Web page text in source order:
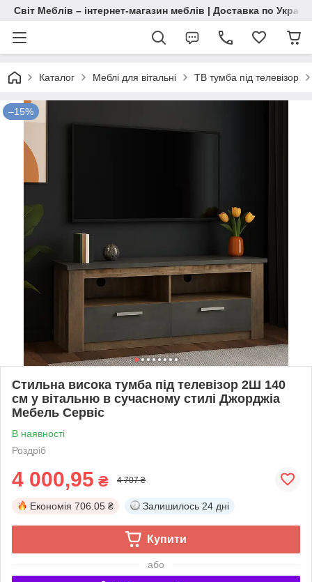
Світ Меблів – інтернет-магазин меблів | Доставка по
Каталог Меблі для вітальні ТВ тумба під телевізор
–15%
Стильна висока тумба під телевізор 2Ш 140
см у вітальню в сучасному стилі Джорджіа
Мебель Сервіс
В наявності
Роздріб
4 000,95 ₴ 4 707 ₴
Економія 706.05 ₴ Залишилось 24 дні
Купити
або